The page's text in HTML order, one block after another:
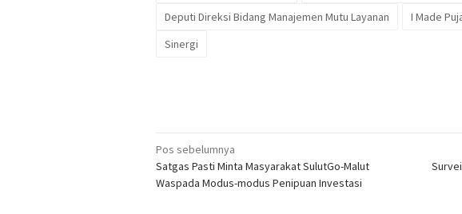
Deputi Direksi Bidang Manajemen Mutu Layanan
I Made
Sinergi
Navigasi
pos
Pos sebelumnya
Satgas Pasti Minta Masyarakat SulutGo-Malut
Waspada Modus-modus Penipuan Investasi